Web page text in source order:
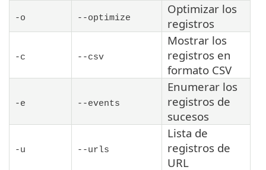
-o --optimize
Optimizar los
registros
-c --csv
Mostrar los
registros en
formato CSV
-e --events
Enumerar los
registros de
sucesos
-u --urls
Lista de
registros de
URL